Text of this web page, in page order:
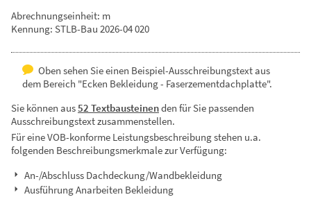
Abrechnungseinheit: m
Kennung: STLB-Bau 2026-04 020
Oben sehen Sie einen Beispiel-Ausschreibungstext aus
dem Bereich "Ecken Bekleidung - Faserzementdachplatte".
Sie können aus52 Textbausteinenden für Sie passenden
Ausschreibungstext zusammenstellen.
Für eine VOB-konforme Leistungsbeschreibung stehen u.a.
folgenden Beschreibungsmerkmale zur Verfügung:
An-/Abschluss Dachdeckung/Wandbekleidung
Ausführung Anarbeiten Bekleidung